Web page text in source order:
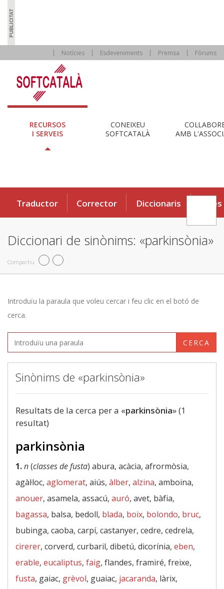
Notícies Esdeveniments Premsa Fòrums
RECURSOS
I SERVEIS
CONEIXEU
SOFTCATALÀ
AMB
Traductor Corrector Diccionaris Eines
Diccionari de sinònims: «parkinsònia»
Compartiu
Introduïu la paraula que voleu cercar i feu clic en el botó de
cerca.
CERCA
Sinònims de «parkinsònia»
Resultats de la cerca per a «parkinsònia» (1
resultat)
parkinsònia
1.n(classes de fusta) abura, acàcia, afrormòsia,
agàl·loc, aglomerat, aiús, àlber, alzina, amboina,
anouer, asamela, assacú, auró, avet, bàfia,
bagassa, balsa, bedoll, blada, boix, bolondo, bruc,
bubinga, caoba, carpí, castanyer, cedre, cedrela,
cirerer, corverd, curbaril, dibetú, dicorínia, eben,
erable, eucaliptus, faig, flandes, framiré, freixe,
fusta, gaiac, grèvol, guaiac, jacaranda, làrix,